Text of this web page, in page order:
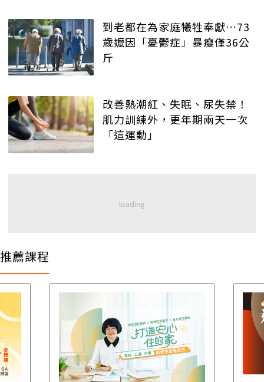
到老都在為家庭犧牲奉獻…73
歲嬤因「憂鬱症」暴瘦僅36公
斤
改善熱潮紅、失眠、尿失禁！
肌力訓練外，更年期兩天一次
「這運動」
推薦課程